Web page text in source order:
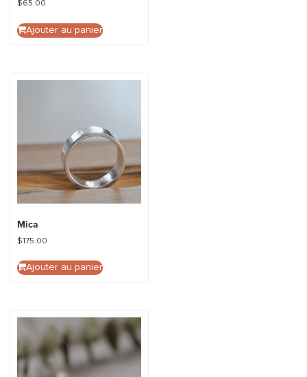
$65.00
Ajouter au panier
Mica
$175.00
Ajouter au panier